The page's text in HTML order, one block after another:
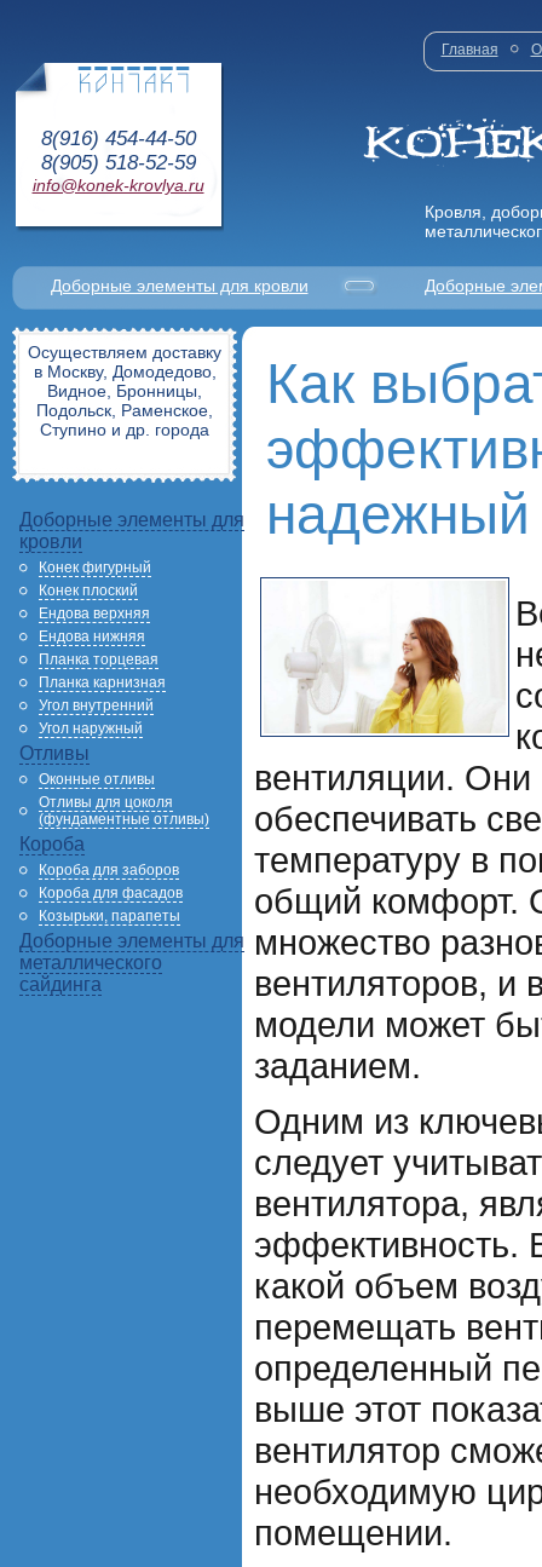
8(916) 454-44-50
8(905) 518-52-59
info@konek-krovlya.ru
Главная О
Кровля,
Доборные элементы для кровли Доборные
Осуществляем доставку
в Москву, Домодедово,
Видное, Бронницы,
Подольск, Раменское,
Ступино и др. города
Доборные элементы для
кровли
Конек фигурный
Конек плоский
Ендова верхняя
Ендова нижняя
Планка торцевая
Планка карнизная
Угол внутренний
Угол наружный
Отливы
Оконные отливы
Отливы для цоколя
(фундаментные отливы)
Короба
Короба для заборов
Короба для фасадов
Козырьки, парапеты
Доборные элементы для
металлического
сайдинга
Как
надежный
вентиляции. Они
обеспечивать
температуру в
общий комфорт.
множество
вентиляторов,
модели может
заданием.
Одним из
следует
вентилятора,
эффективность.
какой объем
перемещать
определенный
выше этот
вентилятор
необходимую
помещении.